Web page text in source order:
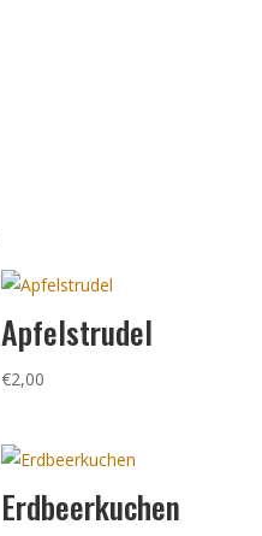
Apfelstrudel
€2,00
Erdbeerkuchen